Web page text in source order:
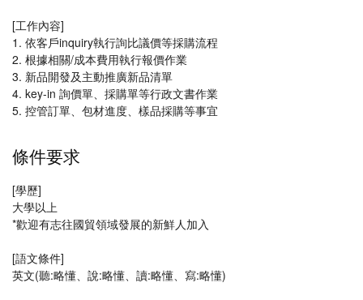
[工作內容]
1. 依客戶inquiry執行詢比議價等採購流程
2. 根據相關/成本費用執行報價作業
3. 新品開發及主動推廣新品清單
4. key-in 詢價單、採購單等行政文書作業
5. 控管訂單、包材進度、樣品採購等事宜
條件要求
[學歷]
大學以上
*歡迎有志往國貿領域發展的新鮮人加入
[語文條件]
英文(聽:略懂、說:略懂、讀:略懂、寫:略懂)